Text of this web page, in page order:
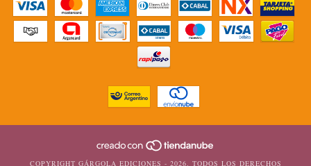
COPYRIGHT GÁRGOLA EDICIONES - 2026. TODOS LOS DERECHOS